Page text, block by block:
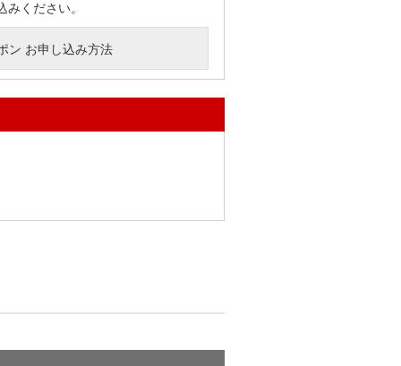
ください。
ン お申し込み方法